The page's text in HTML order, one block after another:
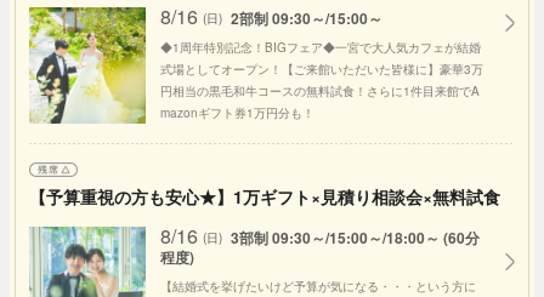
8/16 (日) 2部制 09:30～/15:00～
◆1周年特別記念！BIGフェア◆一宮で大人気カフェが結婚
式場としてオープン！【ご来館いただいた皆様に】豪華3万
円相当の黒毛和牛コースの無料試食！さらに1件目来館でA
mazonギフト券1万円分も！
【予算重視の方も安心★】1万ギフト×見積り相談会×無料試食
8/16 (日) 3部制 09:30～/15:00～/18:00～ (60分
程度)
【結婚式を挙げたいけど予算が気になる・・・という方に